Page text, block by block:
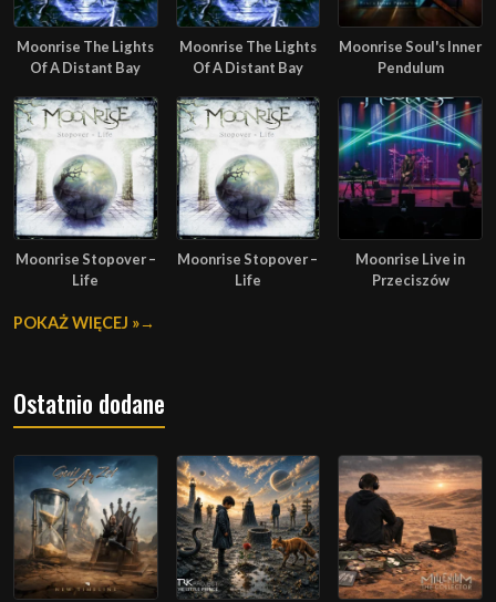
Moonrise The Lights
Of A Distant Bay
Moonrise The Lights
Of A Distant Bay
Moonrise Soul's Inner
Pendulum
Moonrise Stopover –
Life
Moonrise Stopover –
Life
Moonrise Live in
Przeciszów
POKAŻ WIĘCEJ »
Ostatnio dodane